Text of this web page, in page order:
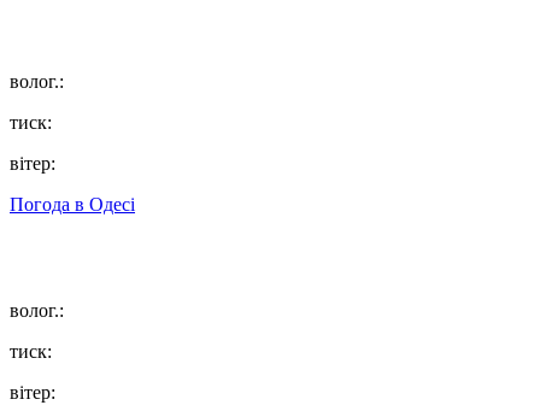
волог.:
тиск:
вітер:
Погода в Одесі
волог.:
тиск:
вітер: